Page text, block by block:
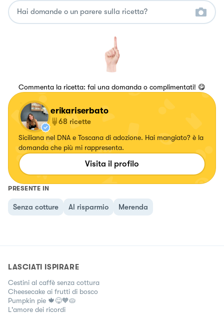
Commenta la ricetta: fai una domanda o complimentati! 😋
erikariserbato
68 ricette
Siciliana nel DNA e Toscana di adozione. Hai mangiato? è la
domanda che più mi rappresenta.
Visita il profilo
PRESENTE IN
Senza cotture Al risparmio Merenda
LASCIATI ISPIRARE
Cestini al caffè senza cottura
Cheesecake ai frutti di bosco
Pumpkin pie 🍁😋🧡🥧
L'amore dei ricordi